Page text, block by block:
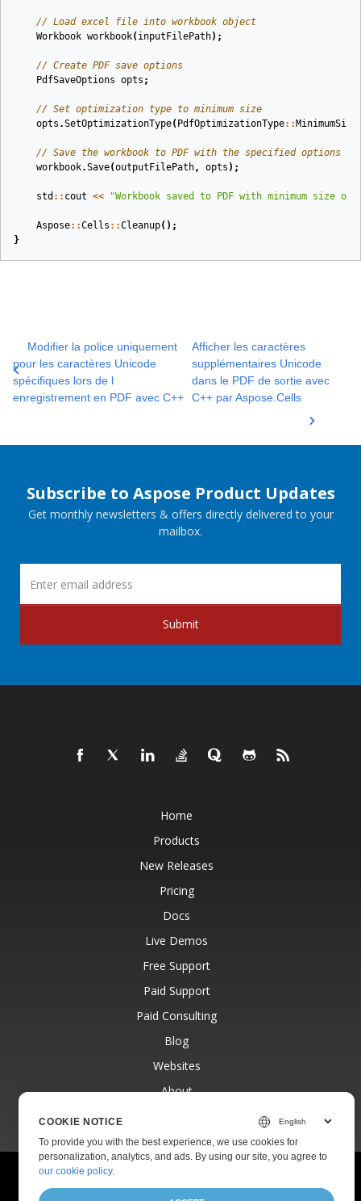
// Load excel file into workbook object
Workbook workbook( inputFilePath) ;
// Create PDF save options
PdfSaveOptions opts ;
// Set optimization type to minimum size
opts .SetOptimizationType( PdfOptimizationType:: MinimumSize
// Save the workbook to PDF with the specified options
workbook.Save(outputFilePath, opts );
std :: cout << "Workbook saved to PDF with minimum size
Aspose::Cells ::Cleanup();
}
Modifier la police uniquement
pour les caractères Unicode
spécifiques lors de l
enregistrement en PDF avec C++
Afficher les caractères
supplémentaires Unicode
dans le PDF de sortie avec
C++ par Aspose.Cells
Subscribe to Aspose Product Updates
Get monthly newsletters & offers directly delivered to your
mailbox.
Submit
Home
Products
New Releases
Pricing
Docs
Live Demos
Free Support
Paid Support
Paid Consulting
Blog
Websites
About
© Aspose Pty Ltd 2001-2026.
Privacy Policy Terms of use Contact
COOKIE NOTICE
To provide you with the best experience, we use cookies for
personalization, analytics, and ads. By using our site, you agree to
our cookie policy.